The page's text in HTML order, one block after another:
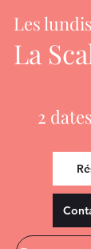
Les
La
2